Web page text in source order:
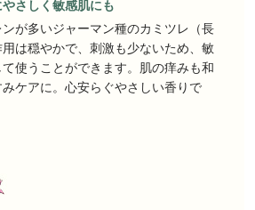
さしく敏感肌にも
が多いジャーマン種のカミツレ（長
は穏やかで、刺激も少ないため、敏
使うことができます。肌の痒みも和
ケアに。心安らぐやさしい香りで